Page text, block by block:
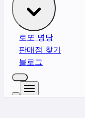
로또 명당
판매점 찾기
블로그